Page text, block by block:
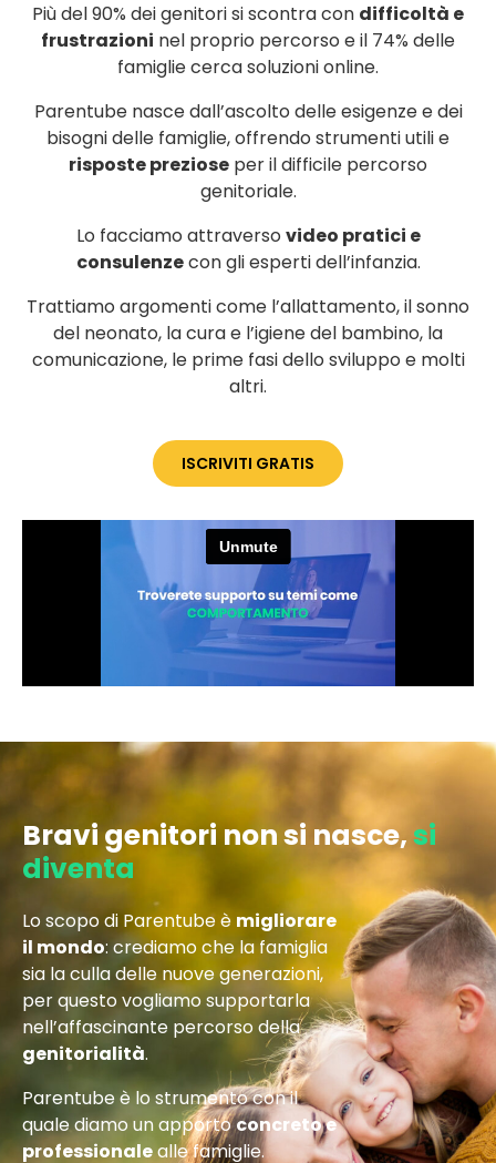
Più del 90% dei genitori si scontra con difficoltà e
frustrazioni nel proprio percorso e il 74% delle
famiglie cerca soluzioni online.
Parentube nasce dall’ascolto delle esigenze e dei
bisogni delle famiglie, offrendo strumenti utili e
risposte preziose per il difficile percorso
genitoriale.
Lo facciamo attraverso video pratici e
consulenzecon gli esperti dell’infanzia.
Trattiamo argomenti come l’allattamento, il sonno
del neonato, la cura e l’igiene del bambino, la
comunicazione, le prime fasi dello sviluppo e molti
altri.
ISCRIVITI GRATIS
Bravi genitori non si nasce,si
diventa
Lo scopo di Parentube è migliorare
il mondo: crediamo che la famiglia
sia la culla delle nuove generazioni,
per questo vogliamo supportarla
nell’affascinante percorso della
genitorialità.
Parentube è lo strumento con il
quale diamo unapportoconcreto e
professionalealle famiglie.